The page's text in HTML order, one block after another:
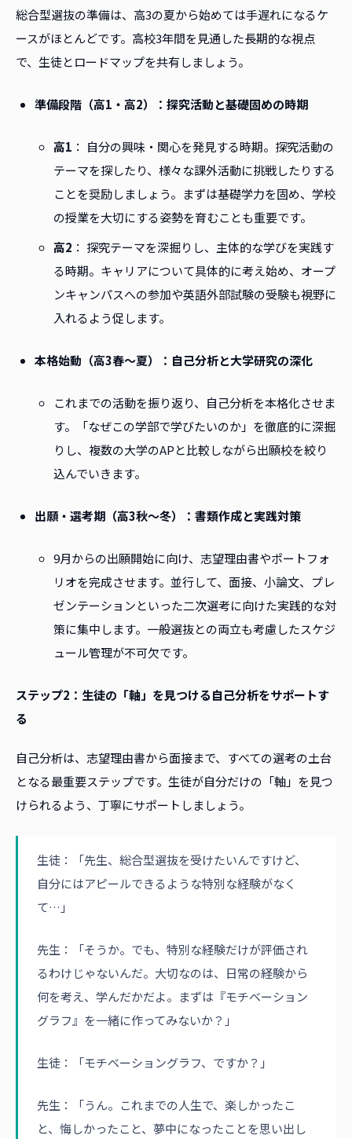
総合型選抜の準備は、高3の夏から始めては手遅れになるケ
ースがほとんどです。高校3年間を見通した長期的な視点
で、生徒とロードマップを共有しましょう。
準備段階（高1・高2）：探究活動と基礎固めの時期
高1 ： 自分の興味・関心を発見する時期。探究活動の
テーマを探したり、様々な課外活動に挑戦したりする
ことを奨励しましょう。まずは基礎学力を固め、学校
の授業を大切にする姿勢を育むことも重要です。
高2 ： 探究テーマを深掘りし、主体的な学びを実践す
る時期。キャリアについて具体的に考え始め、オープ
ンキャンパスへの参加や英語外部試験の受験も視野に
入れるよう促します。
本格始動（高3春〜夏）：自己分析と大学研究の深化
これまでの活動を振り返り、自己分析を本格化させま
す。「なぜこの学部で学びたいのか」を徹底的に深掘
りし、複数の大学のAPと比較しながら出願校を絞り
込んでいきます。
出願・選考期（高3秋〜冬）：書類作成と実践対策
9月からの出願開始に向け、志望理由書やポートフォ
リオを完成させます。並行して、面接、小論文、プレ
ゼンテーションといった二次選考に向けた実践的な対
策に集中します。一般選抜との両立も考慮したスケジ
ュール管理が不可欠です。
ステップ2：生徒の「軸」を見つける自己分析をサポートす
る
自己分析は、志望理由書から面接まで、すべての選考の土台
となる最重要ステップです。生徒が自分だけの「軸」を見つ
けられるよう、丁寧にサポートしましょう。
生徒：「先生、総合型選抜を受けたいんですけど、
自分にはアピールできるような特別な経験がなく
て…」
先生：「そうか。でも、特別な経験だけが評価され
るわけじゃないんだ。大切なのは、日常の経験から
何を考え、学んだかだよ。まずは『モチベーション
グラフ』を一緒に作ってみないか？」
生徒：「モチベーショングラフ、ですか？」
先生：「うん。これまでの人生で、楽しかったこ
と、悔しかったこと、夢中になったことを思い出し